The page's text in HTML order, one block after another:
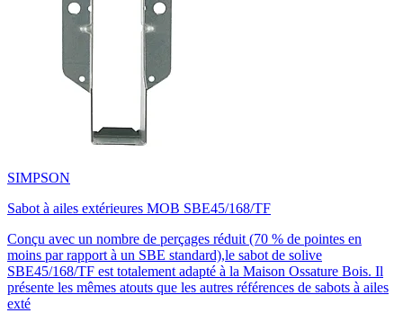
SIMPSON
Sabot à ailes extérieures MOB SBE45/168/TF
Conçu avec un nombre de perçages réduit (70 % de pointes en
moins par rapport à un SBE standard),le sabot de solive
SBE45/168/TF est totalement adapté à la Maison Ossature Bois. Il
présente les mêmes atouts que les autres références de sabots à ailes
exté